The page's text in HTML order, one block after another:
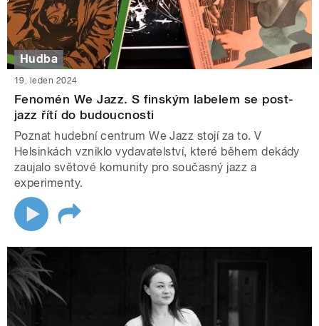
Hudba
19. leden 2024
Fenomén We Jazz. S finským labelem se post-
jazz řítí do budoucnosti
Poznat hudební centrum We Jazz stojí za to. V
Helsinkách vzniklo vydavatelství, které během dekády
zaujalo světové komunity pro současný jazz a
experimenty.